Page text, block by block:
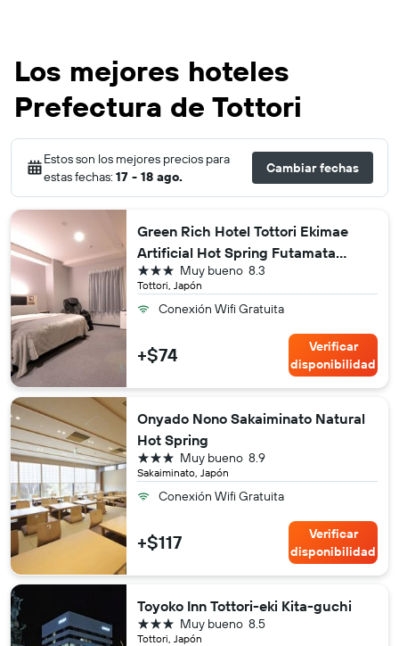
Los mejores hoteles
Prefectura de Tottori
Estos son los mejores precios para
estas fechas: 17 - 18 ago.
Cambiar fechas
Green Rich Hotel Tottori Ekimae
Artificial Hot Spring Futamata
Yunohana
Tottori, Japón
8.3
Muy bueno
3 estrellas
Conexión Wifi Gratuita
+$74
Verificar
disponibilidad
Onyado Nono Sakaiminato Natural
Hot Spring
Sakaiminato, Japón
8.9
Muy bueno
3 estrellas
Conexión Wifi Gratuita
+$117
Verificar
disponibilidad
Toyoko Inn Tottori-eki Kita-guchi
Tottori, Japón
8.5
Muy bueno
3 estrellas